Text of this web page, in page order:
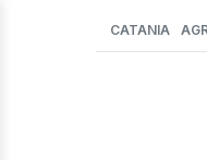
CATANIA